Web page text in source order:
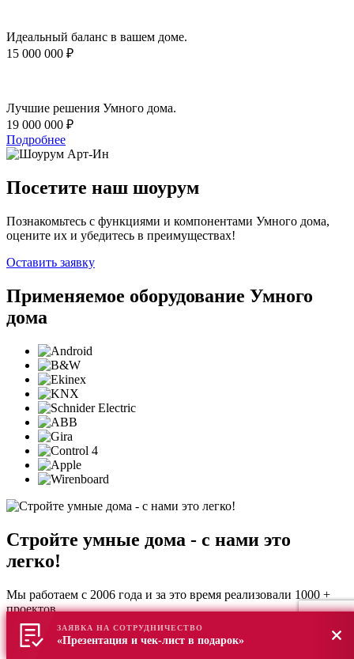
Идеальный баланс в вашем доме.
15 000 000 ₽
Лучшие решения Умного дома.
19 000 000 ₽
Подробнее
Посетите наш шоурум
Познакомьтесь с функциями и компонентами Умного дома,
оцените их и убедитесь в преимуществах!
Оставить заявку
Применяемое оборудование Умного
дома
Стройте умные дома - с нами это
легко!
Мы работаем с 2006 года и за это время реализовали 1000 +
проектов.
Соблюдаем сроки, работаем по договору, предлагаем
приятные бонусы от сотрудничества!
ЗАЯВКА НА СОТРУДНИЧЕСТВО
«Презентация и чек-лист в подарок»